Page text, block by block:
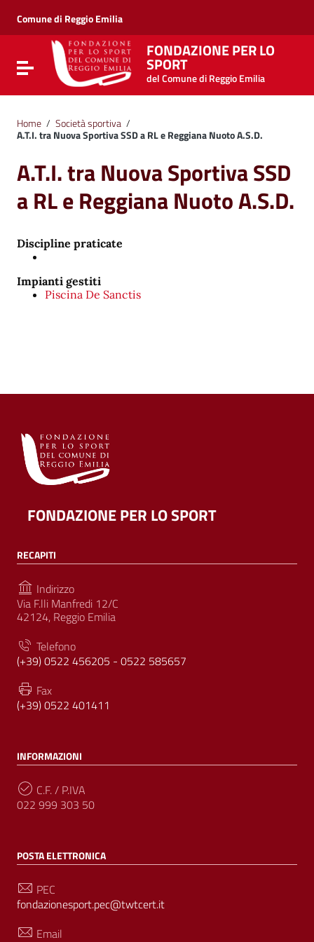
Vai al menu di navigazione
Vai al footer
Comune di Reggio Emilia
Attiva / disattiva la navigazione
FONDAZIONE PER LO
SPORT
del Comune di Reggio Emilia
Home / Società sportiva /
A.T.I. tra Nuova Sportiva SSD a RL e Reggiana Nuoto A.S.D.
A.T.I. tra Nuova Sportiva SSD
a RL e Reggiana Nuoto A.S.D.
Discipline praticate
Impianti gestiti
Piscina De Sanctis
FONDAZIONE PER LO SPORT
RECAPITI
Indirizzo
Via F.lli Manfredi 12/C
42124, Reggio Emilia
Telefono
(+39) 0522 456205 - 0522 585657
Fax
(+39) 0522 401411
INFORMAZIONI
C.F. / P.IVA
022 999 303 50
POSTA ELETTRONICA
PEC
fondazionesport.pec@twtcert.it
Email